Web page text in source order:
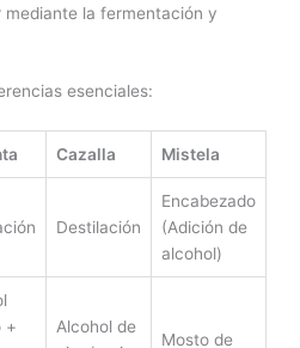
mediante la fermentación y
esenciales:
Cazalla Mistela
Destilación
Encabezado
(Adición de
alcohol)
+
Alcohol de
Mosto de